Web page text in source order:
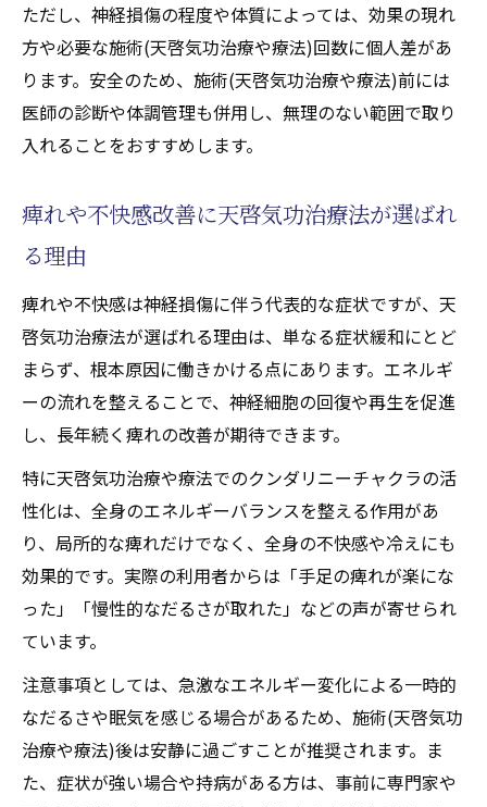
化と治療効果
西洋医学に限界感じた方へ伝えたい改善体験
天啓気功治療法で改善を実感した神経損傷
体験談
の実例
天啓気功治療法を選択した方のリアルな声
を紹介
施術(天啓気功治療や療法)後の変化が示す天
啓気功治療法の信頼性
天啓気功治療法で心身ともに再生するプロ
セス解説
希望を持てる生活へ導く天啓気功治療法の
力
天啓気功治療や療法で活性化するクンダリ
ニー覚醒で人生に新たな光を取り入れる
天啓気功治療法が提供する継続的な健康サ
ポート
ただし、神経損傷の程度や体質によっては、効果の現れ
方や必要な施術(天啓気功治療や療法)回数に個人差があ
ります。安全のため、施術(天啓気功治療や療法)前には
医師の診断や体調管理も併用し、無理のない範囲で取り
入れることをおすすめします。
痺れや不快感改善に天啓気功治療法が選ばれ
る理由
痺れや不快感は神経損傷に伴う代表的な症状ですが、天
啓気功治療法が選ばれる理由は、単なる症状緩和にとど
まらず、根本原因に働きかける点にあります。エネルギ
ーの流れを整えることで、神経細胞の回復や再生を促進
し、長年続く痺れの改善が期待できます。
特に天啓気功治療や療法でのクンダリニーチャクラの活
性化は、全身のエネルギーバランスを整える作用があ
り、局所的な痺れだけでなく、全身の不快感や冷えにも
効果的です。実際の利用者からは「手足の痺れが楽にな
った」「慢性的なだるさが取れた」などの声が寄せられ
ています。
注意事項としては、急激なエネルギー変化による一時的
なだるさや眠気を感じる場合があるため、施術(天啓気功
治療や療法)後は安静に過ごすことが推奨されます。ま
た、症状が強い場合や持病がある方は、事前に専門家や